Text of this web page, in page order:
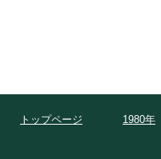
トップページ 1980年